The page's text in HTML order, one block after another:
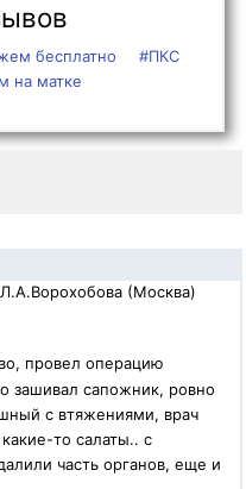
бесплатно
#ПКС
на матке
(Москва)
провел операцию
зашивал сапожник, ровно
с втяжениями, врач
то салаты.. с
часть органов, еще и